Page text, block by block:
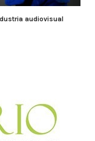
audiovisual